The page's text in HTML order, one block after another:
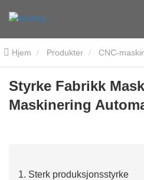
Hjem Produkter CNC-
automatisering Styrke Fabrikk Maskinvare CNC Maskinering
Automatisering Deler
Styrke Fabrikk
Maskinering
1. Sterk produksjonsstyrke